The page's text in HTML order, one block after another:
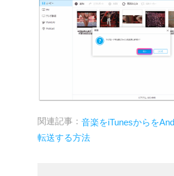
関連記事： 音楽をiTunesからを
転送する方法